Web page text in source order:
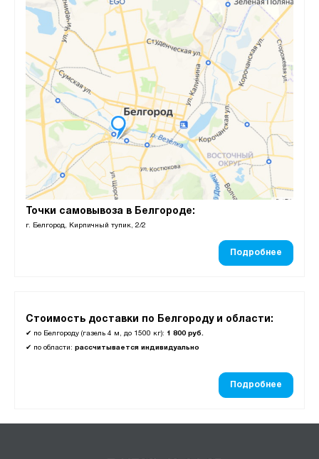
Точки самовывоза в Белгороде:
г. Белгород, Кирпичный тупик, 2/2
Подробнее
Стоимость доставки по Белгороду и области:
✔ по Белгороду (газель 4 м, до 1500 кг): 1 800 руб.
✔ по области: рассчитывается индивидуально
Подробнее